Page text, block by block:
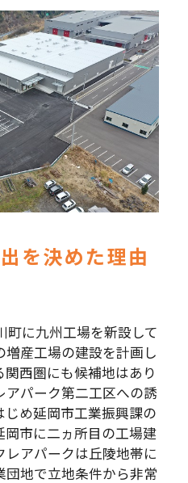
を決めた理由
町に九州工場を新設して
産工場の建設を計画し
西圏にも候補地はあり
アパーク第二工区への誘
め延岡市工業振興課の
市に二ヵ所目の工場建
アパークは丘陵地帯に
団地で立地条件から非常